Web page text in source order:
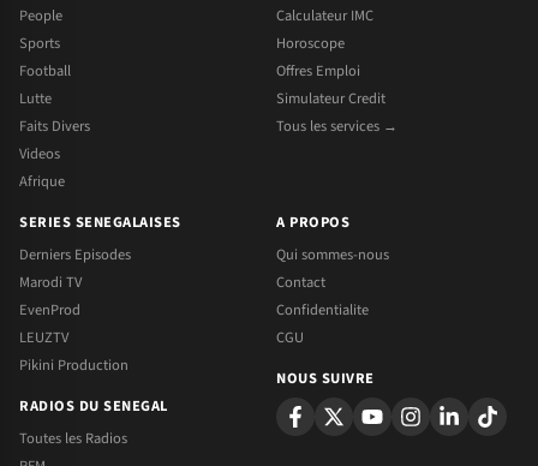
People
Sports
Football
Lutte
Faits Divers
Videos
Afrique
Calculateur IMC
Horoscope
Offres Emploi
Simulateur Credit
Tous les services →
SERIES SENEGALAISES
Derniers Episodes
Marodi TV
EvenProd
LEUZTV
Pikini Production
RADIOS DU SENEGAL
Toutes les Radios
A PROPOS
Qui sommes-nous
Contact
Confidentialite
CGU
NOUS SUIVRE